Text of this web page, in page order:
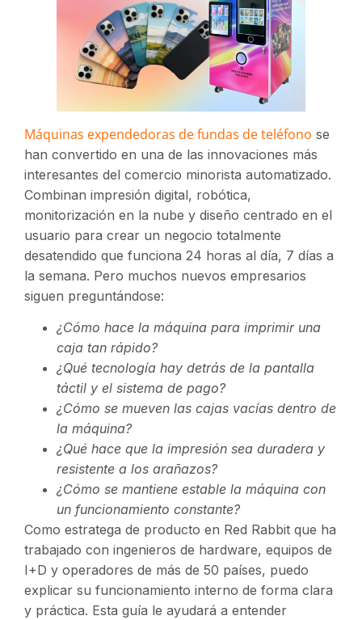
Máquinas expendedoras de fundas de teléfono se
han convertido en una de las innovaciones más
interesantes del comercio minorista automatizado.
Combinan impresión digital, robótica,
monitorización en la nube y diseño centrado en el
usuario para crear un negocio totalmente
desatendido que funciona 24 horas al día, 7 días a
la semana. Pero muchos nuevos empresarios
siguen preguntándose:
¿Cómo hace la máquina para imprimir una
caja tan rápido?
¿Qué tecnología hay detrás de la pantalla
táctil y el sistema de pago?
¿Cómo se mueven las cajas vacías dentro de
la máquina?
¿Qué hace que la impresión sea duradera y
resistente a los arañazos?
¿Cómo se mantiene estable la máquina con
un funcionamiento constante?
Como estratega de producto en Red Rabbit que ha
trabajado con ingenieros de hardware, equipos de
I+D y operadores de más de 50 países, puedo
explicar su funcionamiento interno de forma clara
y práctica. Esta guía le ayudará a entender